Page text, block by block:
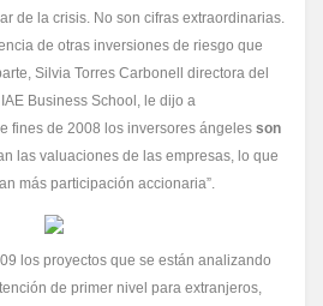
de la crisis. No son cifras extraordinarias.
de otras inversiones de riesgo que
Silvia Torres Carbonell directora del
Business School, le dijo a
fines de 2008 los inversores ángeles son
las valuaciones de las empresas, lo que
más participación accionaria”.
los proyectos que se están analizando
de primer nivel para extranjeros,